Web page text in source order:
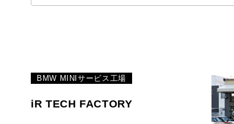
BMW MINIサービス工場
iR TECH FACTORY